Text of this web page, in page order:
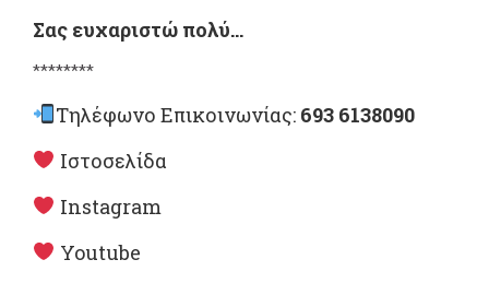
Σας ευχαριστώ πολύ…
********
Τηλέφωνο Επικοινωνίας: 693 6138090
Ιστοσελίδα
Instagram
Youtube